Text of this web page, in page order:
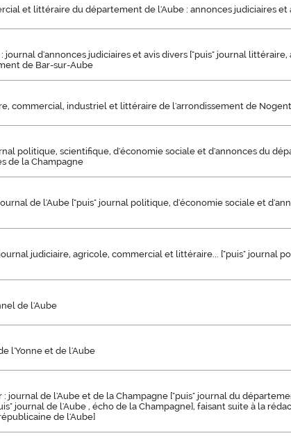
et littéraire du département de l'Aube : annonces judiciaires et
journal d'annonces judiciaires et avis divers ["puis" journal
de Bar-sur-Aube
commercial, industriel et littéraire de l'arrondissement de
politique, scientifique, d'économie sociale et d'annonces du
de la Champagne
de l'Aube ["puis" journal politique, d'économie sociale et
journal judiciaire, agricole, commercial et littéraire... ["puis" journal
de l'Aube
l'Yonne et de l'Aube
: journal de l'Aube et de la Champagne ["puis" journal du
journal de l'Aube , écho de la Champagne], faisant suite à la
de l'Aube]